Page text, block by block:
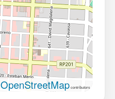
OpenStreetMapcontributors